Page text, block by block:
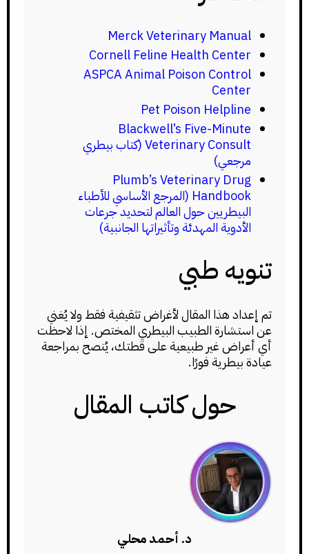
Merck Veterinary Manual
Cornell Feline Health Center
ASPCA Animal Poison Control
Center
Pet Poison Helpline
Blackwell’s Five-Minute
Veterinary Consult (كتاب بيطري
مرجعي)
Plumb’s Veterinary Drug
Handbook (المرجع الأساسي للأطباء
البيطريين حول العالم لتحديد جرعات
الأدوية المهدئة وتأثيراتها الجانبية)
تنويه طبي
تم إعداد هذا المقال لأغراض تثقيفية فقط ولا يُغني
عن استشارة الطبيب البيطري المختص. إذا لاحظت
أي أعراض غير طبيعية على قطتك، يُنصح بمراجعة
عيادة بيطرية فورًا.
حول كاتب المقال
د. أحمد محلي